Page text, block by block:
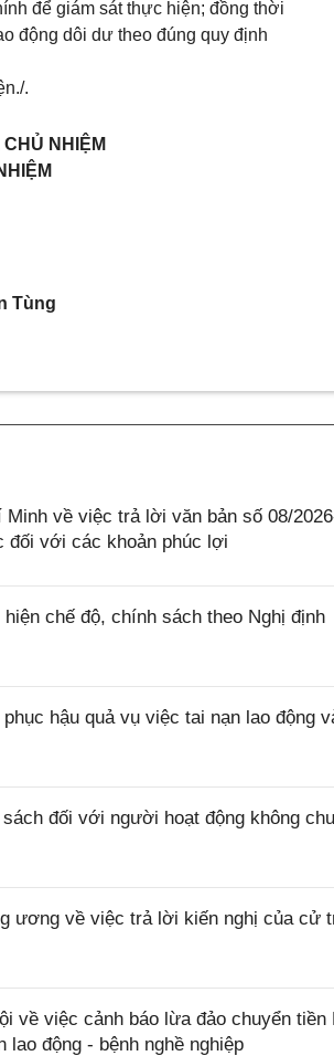
để giám sát thực hiện; đồng thời
động dôi dư theo đúng quy định
.
NHIỆM
Tùng
Minh về việc trả lời văn bản số 08/
đối với các khoản phúc lợi
chế độ, chính sách theo Nghị định
hậu quả vụ việc tai nạn lao động
đối với người hoạt động không
ương về việc trả lời kiến nghị của cử
về việc cảnh báo lừa đảo chuyển tiền
lao động - bệnh nghề nghiệp